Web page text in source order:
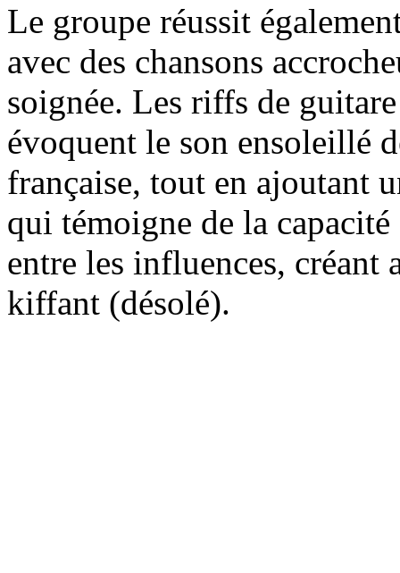
Le groupe réussit
avec des chansons
soignée. Les riffs de
évoquent le son ensoleillé
française, tout en ajoutant
qui témoigne de la
entre les influences,
kiffant (désolé).